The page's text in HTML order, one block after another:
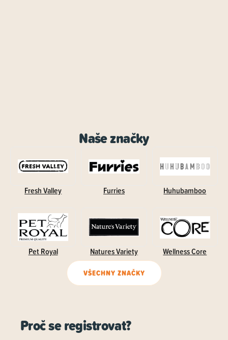
Naše značky
Fresh Valley Furries Huhubamboo
Pet Royal Natures Variety Wellness Core
VŠECHNY ZNAČKY
Proč se registrovat?